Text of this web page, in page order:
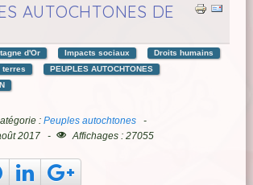
AUTOCHTONES DE
d'Or Impacts sociaux
Droits humains
terres
PEUPLES AUTOCHTONES
: Peuples autochtones
2017
Affichages : 27055